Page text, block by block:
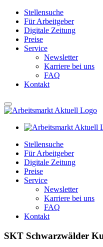
Stellensuche
Für Arbeitgeber
Digitale Zeitung
Preise
Service
Newsletter
Karriere bei uns
FAQ
Kontakt
Stellensuche
Für Arbeitgeber
Digitale Zeitung
Preise
Service
Newsletter
Karriere bei uns
FAQ
Kontakt
SKT Schwarzwälder